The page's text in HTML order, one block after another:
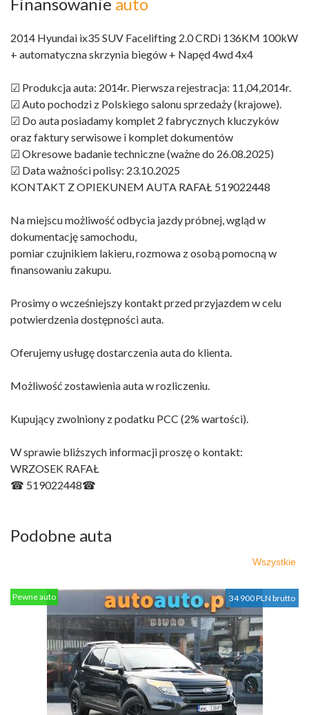
2014 Hyundai ix35 SUV Facelifting 2.0 CRDi 136KM 100kW
+ automatyczna skrzynia biegów + Napęd 4wd 4x4
☑ Produkcja auta: 2014r. Pierwsza rejestracja: 11,04,2014r.
☑ Auto pochodzi z Polskiego salonu sprzedaży (krajowe).
☑ Do auta posiadamy komplet 2 fabrycznych kluczyków
oraz faktury serwisowe i komplet dokumentów
☑ Okresowe badanie techniczne (ważne do 26.08.2025)
☑ Data ważności polisy: 23.10.2025
KONTAKT Z OPIEKUNEM AUTA RAFAŁ 519022448
Na miejscu możliwość odbycia jazdy próbnej, wgląd w
dokumentację samochodu,
pomiar czujnikiem lakieru, rozmowa z osobą pomocną w
finansowaniu zakupu.
Prosimy o wcześniejszy kontakt przed przyjazdem w celu
potwierdzenia dostępności auta.
Oferujemy usługę dostarczenia auta do klienta.
Możliwość zostawienia auta w rozliczeniu.
Kupujący zwolniony z podatku PCC (2% wartości).
W sprawie bliższych informacji proszę o kontakt:
WRZOSEK RAFAŁ
☎ 519022448☎
Podobne auta
Wszystkie
34 900 PLN brutto
Pewne auto